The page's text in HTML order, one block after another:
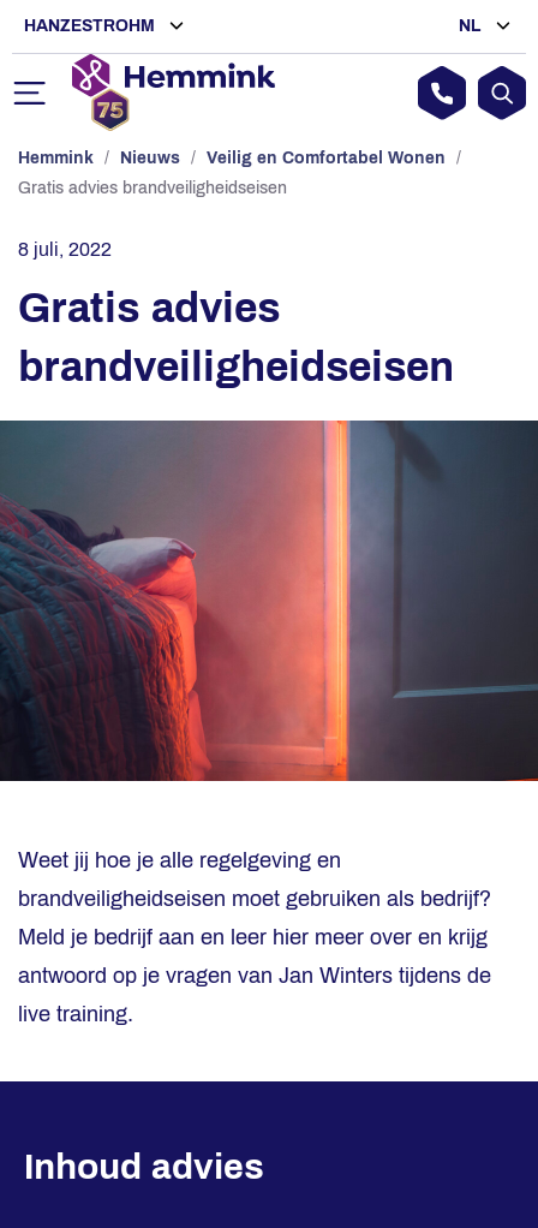
HANZESTROHM NL
Hemmink / Nieuws / Veilig en Comfortabel Wonen
/
Gratis advies brandveiligheidseisen
8 juli, 2022
Gratis advies
brandveiligheidseisen
Weet jij hoe je alle regelgeving en
brandveiligheidseisen moet gebruiken als bedrijf?
Meld je bedrijf aan en leer hier meer over en krijg
antwoord op je vragen van Jan Winters tijdens de
live training.
Inhoud advies